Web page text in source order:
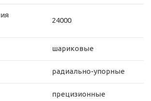
24000
шариковые
радиально-упорные
прецизионные